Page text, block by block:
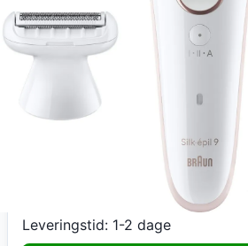
Gå til butik
Cocopanda DK
Braun Silk-épi 9 SES9-030
Leveringstid: 1-2 dage